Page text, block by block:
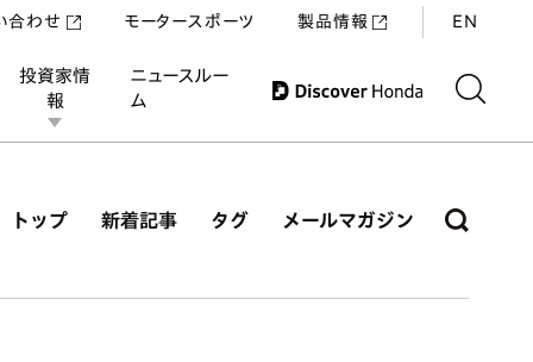
投資家情
報
ニュースルー
ム
合わせ モータースポーツ 製品情報 EN
トップ 新着記事 タグ メールマガジン